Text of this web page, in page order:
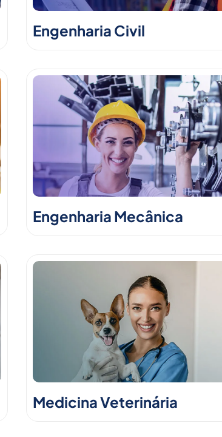
Engenharia Civil
Engenharia Mecânica
Medicina Veterinária